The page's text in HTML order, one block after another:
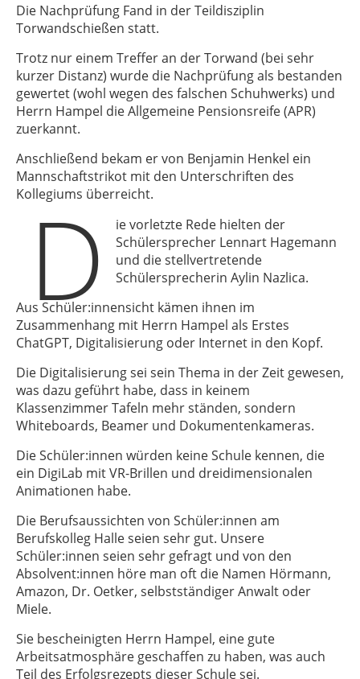
Die Nachprüfung Fand in der Teildisziplin
Torwandschießen statt.
Trotz nur einem Treffer an der Torwand (bei sehr
kurzer Distanz) wurde die Nachprüfung als bestanden
gewertet (wohl wegen des falschen Schuhwerks) und
Herrn Hampel die Allgemeine Pensionsreife (APR)
zuerkannt.
Anschließend bekam er von Benjamin Henkel ein
Mannschaftstrikot mit den Unterschriften des
Kollegiums überreicht.
D
ie vorletzte Rede hielten der
Schülersprecher Lennart Hagemann
und die stellvertretende
Schülersprecherin Aylin Nazlica.
Aus Schüler:innensicht kämen ihnen im
Zusammenhang mit Herrn Hampel als Erstes
ChatGPT, Digitalisierung oder Internet in den Kopf.
Die Digitalisierung sei sein Thema in der Zeit gewesen,
was dazu geführt habe, dass in keinem
Klassenzimmer Tafeln mehr ständen, sondern
Whiteboards, Beamer und Dokumentenkameras.
Die Schüler:innen würden keine Schule kennen, die
ein DigiLab mit VR-Brillen und dreidimensionalen
Animationen habe.
Die Berufsaussichten von Schüler:innen am
Berufskolleg Halle seien sehr gut. Unsere
Schüler:innen seien sehr gefragt und von den
Absolvent:innen höre man oft die Namen Hörmann,
Amazon, Dr. Oetker, selbstständiger Anwalt oder
Miele.
Sie bescheinigten Herrn Hampel, eine gute
Arbeitsatmosphäre geschaffen zu haben, was auch
Teil des Erfolgsrezepts dieser Schule sei.